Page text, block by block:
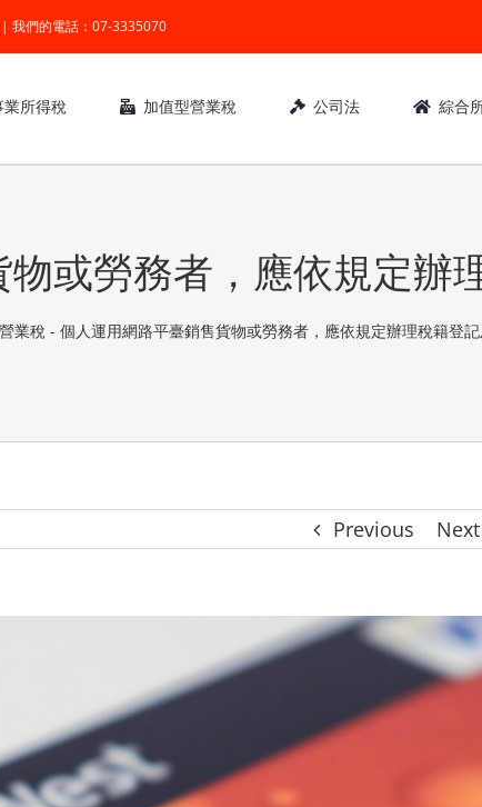
我們的電話：07-3335070
業所得稅 加值型營業稅 公司法 綜合
或勞務者，應依規定辦
業稅- 個人運用網路平臺銷售貨物或勞務者，應依規定辦理稅籍登
Previous Next